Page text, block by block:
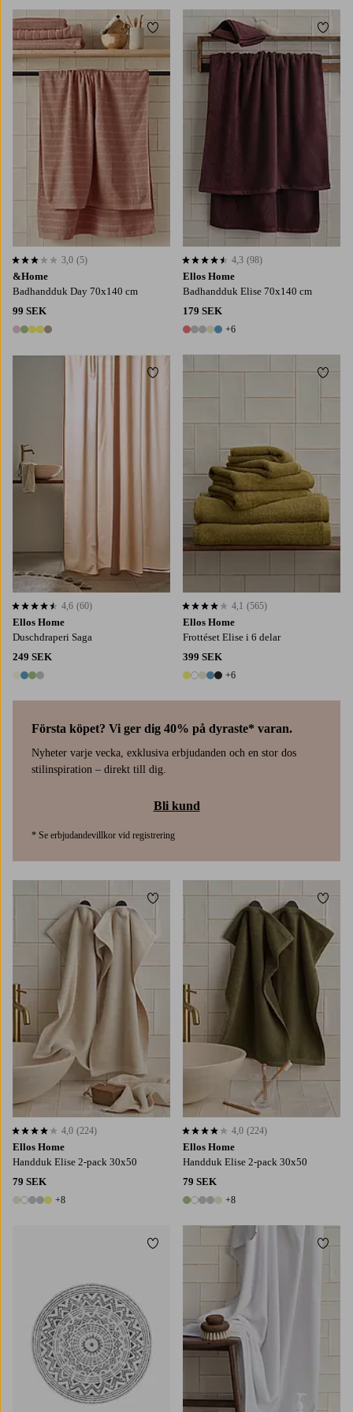
&Home
Badhandduk Day 70x140 cm
99 SEK
5 färger
3,0 baserat på 5 st betyg
3,0 (5)
Lägg till i favoriter
Ellos Home
Badhandduk Elise 70x140 cm
179 SEK
11 färger
+6
4,3 baserat på 98 st betyg
4,3 (98)
Ellos Home
Duschdraperi Saga
249 SEK
4 färger
4,6 baserat på 60 st betyg
4,6 (60)
Lägg till i favoriter
Ellos Home
Frottéset Elise i 6 delar
399 SEK
11 färger
+6
4,1 baserat på 565 st betyg
4,1 (565)
Första köpet? Vi ger dig 40% på dyraste* varan.
Nyheter varje vecka, exklusiva erbjudanden och en stor dos
stilinspiration – direkt till dig.
Bli kund
* Se erbjudandevillkor vid registrering
Ellos Home
Handduk Elise 2-pack 30x50
79 SEK
13 färger
+8
4,0 baserat på 224 st betyg
4,0 (224)
Lägg till i favoriter
Ellos Home
Handduk Elise 2-pack 30x50
79 SEK
13 färger
+8
4,0 baserat på 224 st betyg
4,0 (224)
Lägg till i favoriter